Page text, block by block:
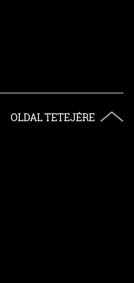
OLDAL TETEJÉRE